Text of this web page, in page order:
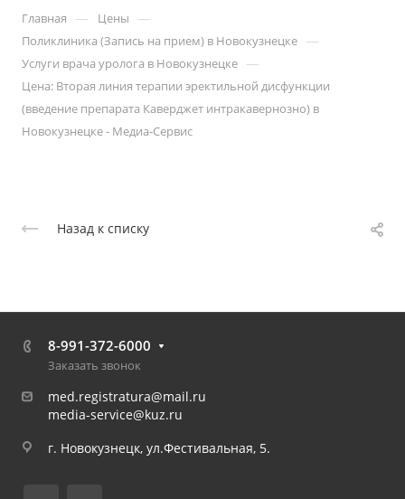
Главная — Цены —
Поликлиника (Запись на прием) в Новокузнецке —
Услуги врача уролога в Новокузнецке —
Цена: Вторая линия терапии эректильной дисфункции
(введение препарата Каверджет интракавернозно) в
Новокузнецке - Медиа-Сервис
Назад к списку
8-991-372-6000
Заказать звонок
med.registratura@mail.ru
media-service@kuz.ru
г. Новокузнецк, ул.Фестивальная, 5.